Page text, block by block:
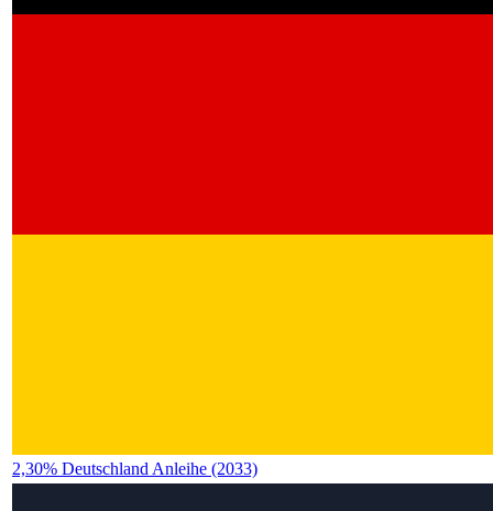
2,30% Deutschland Anleihe (2033)